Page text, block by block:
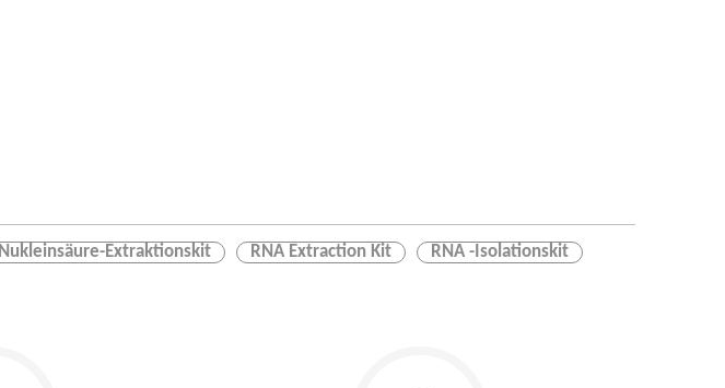
Nukleinsäure-Extraktionskit RNA Extraction Kit
RNA -Isolationskit